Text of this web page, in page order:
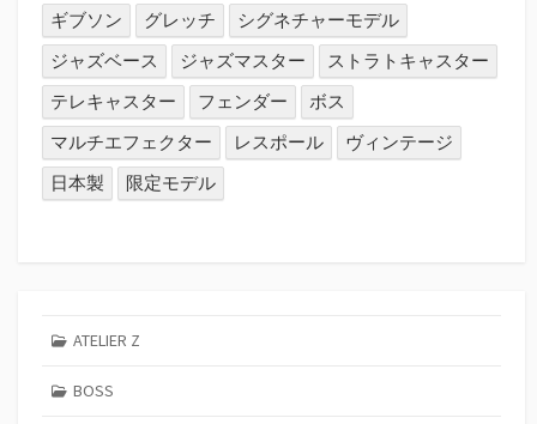
ギブソン
グレッチ
シグネチャーモデル
ジャズベース
ジャズマスター
ストラトキャスター
テレキャスター
フェンダー
ボス
マルチエフェクター
レスポール
ヴィンテージ
日本製
限定モデル
ATELIER Z
BOSS